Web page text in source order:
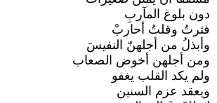
دون بلوغ المآربِ
فثرتُ وقلتُ أحاربْ
وأبذلُ من أجلهنّ النفيسَ
ومن أجلهن أخوض الصعاب
ولم يكد القلب يغفو
ويعقد عزم السنين